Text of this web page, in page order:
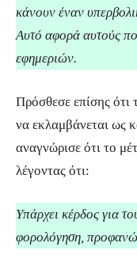
κάνουν έναν
Αυτό αφορά αυτούς
εφημεριών.
Πρόσθεσε επίσης ότι
να εκλαμβάνεται ως
αναγνώρισε ότι το
λέγοντας ότι:
Υπάρχει κέρδος για
φορολόγηση,